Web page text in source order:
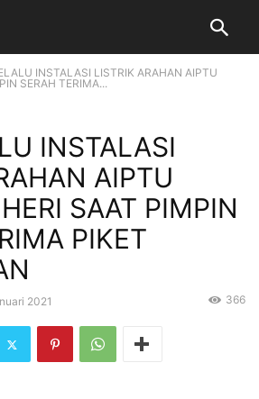
INSTALASI LISTRIK ARAHAN AIPTU
SERAH TERIMA...
INSTALASI
AIPTU
SAAT PIMPIN
PIKET
2021 366